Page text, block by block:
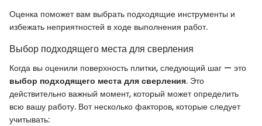
Оценка поможет вам выбрать подходящие инструменты и
избежать неприятностей в ходе выполнения работ.
Выбор подходящего места для сверления
Когда вы оценили поверхность плитки, следующий шаг — это
выбор подходящего места для сверления. Это
действительно важный момент, который может определить
всю вашу работу. Вот несколько факторов, которые следует
учитывать: